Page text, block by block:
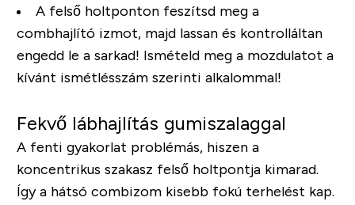
A felső holtponton feszítsd meg a
combhajlító izmot, majd lassan és kontrolláltan
engedd le a sarkad! Ismételd meg a mozdulatot a
kívánt ismétlésszám szerinti alkalommal!
Fekvő lábhajlítás gumiszalaggal
A fenti gyakorlat problémás, hiszen a
koncentrikus szakasz felső holtpontja kimarad.
Így a hátsó combizom kisebb fokú terhelést kap.